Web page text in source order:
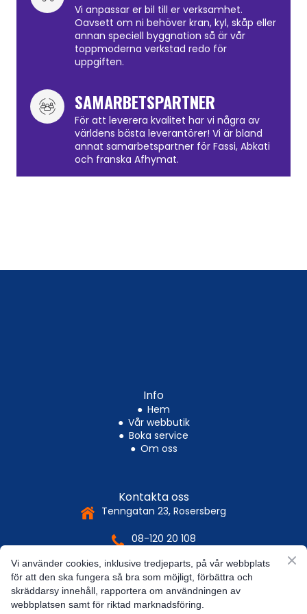
Vi anpassar er bil till er verksamhet.
Oavsett om ni behöver kran, kyl, skåp eller
annan speciell byggnation så är vår
toppmoderna verkstad redo för
uppgiften.
SAMARBETSPARTNER
För att leverera kvalitet har vi några av
världens bästa leverantörer! Vi är bland
annat samarbetspartner för Fassi, Abkati
och franska Afhymat.
Info
● Hem
● Vår webbutik
● Boka service
● Om oss
Kontakta oss
Tenngatan 23, Rosersberg
08-120 20 108
es.libstebra%40ofni
Vi använder cookies, inklusive tredjeparts, på vår webbplats
för att den ska fungera så bra som möjligt, förbättra och
skräddarsy innehåll, rapportera om användningen av
webbplatsen samt för riktad marknadsföring.